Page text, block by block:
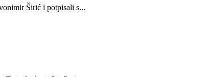
Širić i potpisali s...